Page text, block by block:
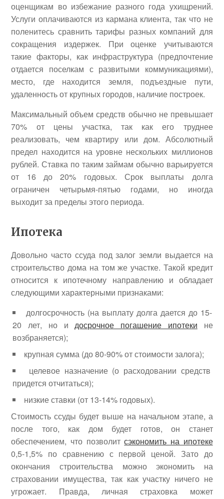
оценщикам во избежание разного года ухищрений.
Услуги оплачиваются из кармана клиента, так что не
поленитесь сравнить тарифы разных компаний для
сокращения издержек. При оценке учитываются
такие факторы, как инфраструктура (предпочтение
отдается поселкам с развитыми коммуникациями),
место, где находится земля, подъездные пути,
удаленность от крупных городов, наличие построек.
Максимальный объем средств обычно не превышает
70% от цены участка, так как его труднее
реализовать, чем квартиру или дом. Абсолютный
предел находится на уровне нескольких миллионов
рублей. Ставка по таким займам обычно варьируется
от 16 до 20% годовых. Срок выплаты долга
ограничен четырьмя-пятью годами, но иногда
выходит за пределы этого периода.
Ипотека
Довольно часто ссуда под залог земли выдается на
строительство дома на том же участке. Такой кредит
относится к ипотечному направлению и обладает
следующими характерными признаками:
долгосрочность (на выплату долга дается до 15-
20 лет, но идосрочное погашение ипотеки не
возбраняется);
крупная сумма (до 80-90% от стоимости залога);
целевое назначение (о расходовании средств
придется отчитаться);
низкие ставки (от 13-14% годовых).
Стоимость ссуды будет выше на начальном этапе, а
после того, как дом будет готов, он станет
обеспечением, что позволитсэкономить на ипотеке
0,5-1,5% по сравнению с первой ценой. Зато до
окончания строительства можно экономить на
страховании имущества, так как участку ничего не
угрожает. Правда, личная страховка может